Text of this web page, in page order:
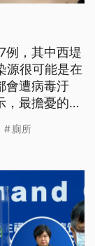
例，其中西堤
源很可能是在
會遭病毒汙
最擔憂的是
爆彈。
廁所